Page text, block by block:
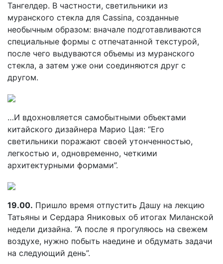
Тангелдер. В частности, светильники из
муранского стекла для Cassina, созданные
необычным образом: вначале подготавливаются
специальные формы с отпечатанной текстурой,
после чего выдуваются объемы из муранского
стекла, а затем уже они соединяются друг с
другом.
…И вдохновляется самобытными объектами
китайского дизайнера Марио Цая: “Его
светильники поражают своей утонченностью,
легкостью и, одновременно, четкими
архитектурными формами”.
19.00. Пришло время отпустить Дашу на лекцию
Татьяны и Сердара Яниковых об итогах Миланской
недели дизайна. “А после я прогуляюсь на свежем
воздухе, нужно побыть наедине и обдумать задачи
на следующий день”.